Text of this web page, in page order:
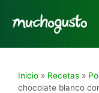
Inicio » Recetas »
chocolate blanco